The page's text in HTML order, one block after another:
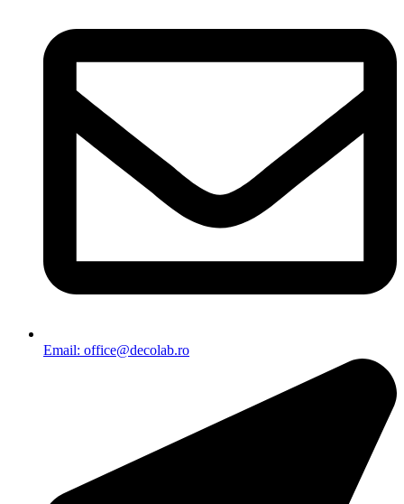
Email: office@decolab.ro